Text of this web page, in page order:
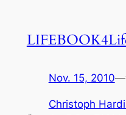
Nov. 15, 2010—
Christoph